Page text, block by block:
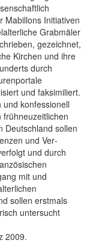
Mabillons Initiativen
Grabmäler
gez­eichnet,
Kirchen und ihre
durch
und faksimiliert.
konfes­sionell
Deutsch­land sollen
und Ver­
und durch
mit und
sollen erstmals
untersucht
2009.